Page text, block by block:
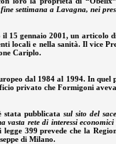
settimana a Lavagna, nei
il 15 gennaio 2001, un articolo
locali e nella sanità. Il vice
Cariplo.
dal 1984 al 1994. In
privato che Formigoni
stata pubblicata sul sito del
vasta rete di interessi
399 prevede che la
di Milano.